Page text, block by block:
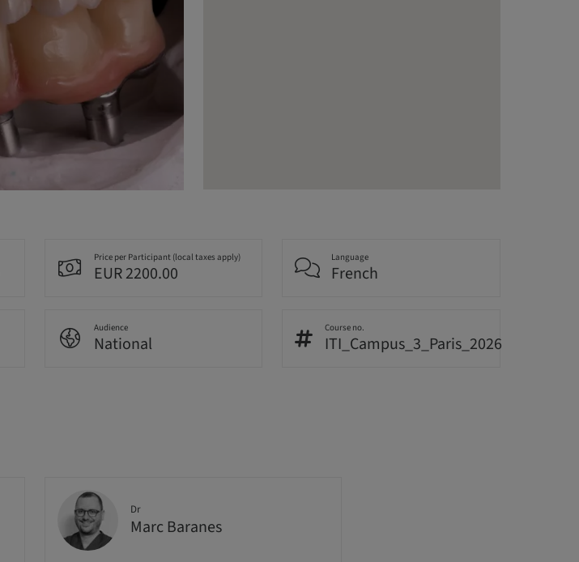
Price per Participant (local taxes apply)
EUR 2200.00
Language
French
Audience
National
Course no.
ITI_Campus_3_Paris_2026
Dr
Marc Baranes